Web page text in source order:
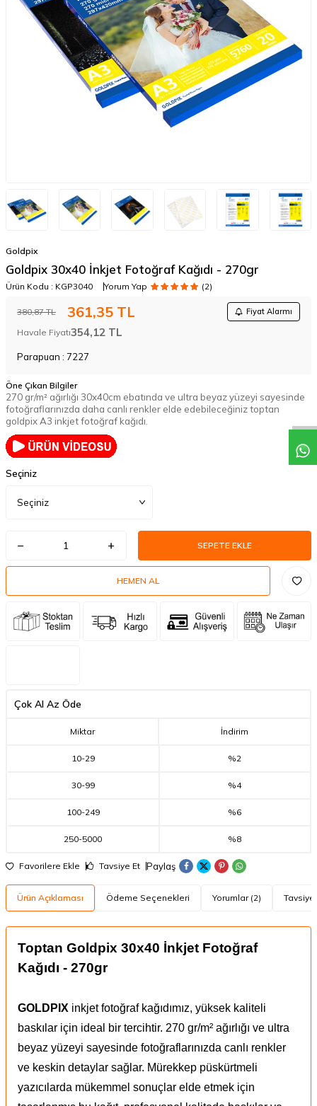
Goldpix
Goldpix 30x40 İnkjet Fotoğraf Kağıdı - 270gr
Ürün Kodu : KGP3040 Yorum Yap (2)
380,87TL 361,35 TL Fiyat Alarmı
Havale Fiyatı354,12 TL
Parapuan : 7227
Öne Çıkan Bilgiler
270 gr/m² ağırlığı 30x40cm ebatında ve ultra beyaz yüzeyi sayesinde
fotoğraflarınızda daha canlı renkler elde edebileceğiniz toptan
goldpix A3 inkjet fotoğraf kağıdı.
Seçiniz
SEPETE EKLE
HEMEN AL
Çok Al Az Öde
Miktar İndirim
10-29 %2
30-99 %4
100-249 %6
250-5000 %8
Favorilere Ekle Tavsiye Et Paylaş
Ürün Açıklaması Ödeme Seçenekleri Yorumlar (2) Tavsiye
Toptan Goldpix 30x40 İnkjet Fotoğraf
Kağıdı - 270gr
GOLDPIX inkjet fotoğraf kağıdımız, yüksek kaliteli
baskılar için ideal bir tercihtir. 270 gr/m² ağırlığı ve ultra
beyaz yüzeyi sayesinde fotoğraflarınızda canlı renkler
ve keskin detaylar sağlar. Mürekkep püskürtmeli
yazıcılarda mükemmel sonuçlar elde etmek için